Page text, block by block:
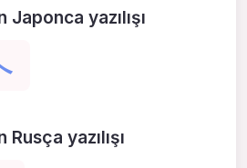
yazılışı
yazılışı